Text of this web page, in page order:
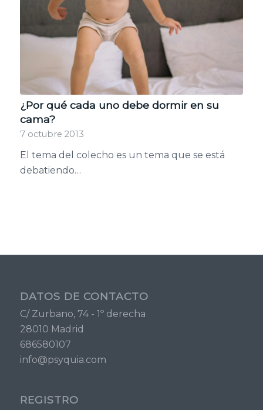
¿Por qué cada uno debe dormir en su
cama?
7 octubre 2013
El tema del colecho es un tema que se está
debatiendo…
DATOS DE CONTACTO
C/ Zurbano, 74 - 1º derecha
28010 Madrid
686580107
info@psyquia.com
REGISTRO